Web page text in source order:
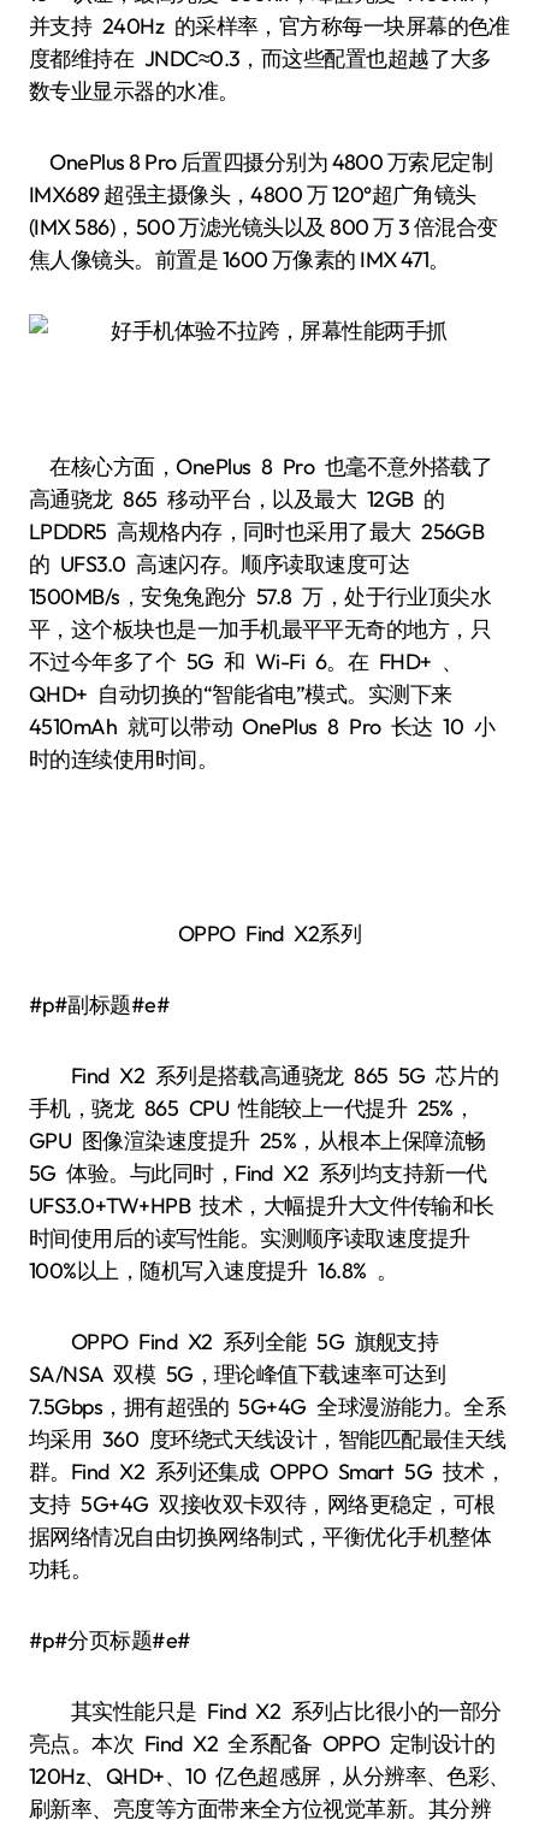
并支持 240Hz 的采样率，官方称每一块屏幕的色准
度都维持在 JNDC≈0.3，而这些配置也超越了大多
数专业显示器的水准。
OnePlus 8 Pro 后置四摄分别为 4800 万索尼定制
IMX689 超强主摄像头，4800 万 120°超广角镜头
(IMX 586)，500 万滤光镜头以及 800 万 3 倍混合变
焦人像镜头。前置是 1600 万像素的 IMX 471。
在核心方面，OnePlus 8 Pro 也毫不意外搭载了
高通骁龙 865 移动平台，以及最大 12GB 的
LPDDR5 高规格内存，同时也采用了最大 256GB
的 UFS3.0 高速闪存。顺序读取速度可达
1500MB/s，安兔兔跑分 57.8 万，处于行业顶尖水
平，这个板块也是一加手机最平平无奇的地方，只
不过今年多了个 5G 和 Wi-Fi 6。在 FHD+ 、
QHD+ 自动切换的“智能省电”模式。实测下来
4510mAh 就可以带动 OnePlus 8 Pro 长达 10 小
时的连续使用时间。
OPPO Find X2系列
#p#副标题#e#
Find X2 系列是搭载高通骁龙 865 5G 芯片的
手机，骁龙 865 CPU 性能较上一代提升 25%，
GPU 图像渲染速度提升 25%，从根本上保障流畅
5G 体验。与此同时，Find X2 系列均支持新一代
UFS3.0+TW+HPB 技术，大幅提升大文件传输和长
时间使用后的读写性能。实测顺序读取速度提升
100%以上，随机写入速度提升 16.8% 。
OPPO Find X2 系列全能 5G 旗舰支持
SA/NSA 双模 5G，理论峰值下载速率可达到
7.5Gbps，拥有超强的 5G+4G 全球漫游能力。全系
均采用 360 度环绕式天线设计，智能匹配最佳天线
群。Find X2 系列还集成 OPPO Smart 5G 技术，
支持 5G+4G 双接收双卡双待，网络更稳定，可根
据网络情况自由切换网络制式，平衡优化手机整体
功耗。
#p#分页标题#e#
其实性能只是 Find X2 系列占比很小的一部分
亮点。本次 Find X2 全系配备 OPPO 定制设计的
120Hz、QHD+、10 亿色超感屏，从分辨率、色彩、
刷新率、亮度等方面带来全方位视觉革新。其分辨